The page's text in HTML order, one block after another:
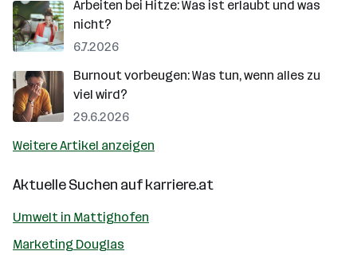
Arbeiten bei Hitze: Was ist erlaubt und was
nicht?
6.7.2026
Burnout vorbeugen: Was tun, wenn alles zu
viel wird?
29.6.2026
Weitere Artikel anzeigen
Aktuelle Suchen aufkarriere.at
Umwelt in Mattighofen
Marketing Douglas